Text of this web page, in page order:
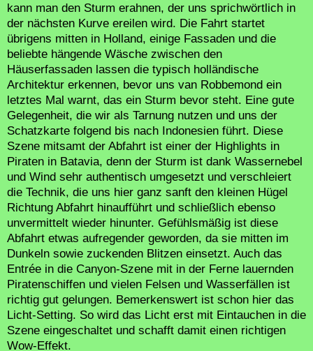
kann man den Sturm erahnen, der uns sprichwörtlich in
der nächsten Kurve ereilen wird. Die Fahrt startet
übrigens mitten in Holland, einige Fassaden und die
beliebte hängende Wäsche zwischen den
Häuserfassaden lassen die typisch holländische
Architektur erkennen, bevor uns van Robbemond ein
letztes Mal warnt, das ein Sturm bevor steht. Eine gute
Gelegenheit, die wir als Tarnung nutzen und uns der
Schatzkarte folgend bis nach Indonesien führt. Diese
Szene mitsamt der Abfahrt ist einer der Highlights in
Piraten in Batavia, denn der Sturm ist dank Wassernebel
und Wind sehr authentisch umgesetzt und verschleiert
die Technik, die uns hier ganz sanft den kleinen Hügel
Richtung Abfahrt hinaufführt und schließlich ebenso
unvermittelt wieder hinunter. Gefühlsmäßig ist diese
Abfahrt etwas aufregender geworden, da sie mitten im
Dunkeln sowie zuckenden Blitzen einsetzt. Auch das
Entrée in die Canyon-Szene mit in der Ferne lauernden
Piratenschiffen und vielen Felsen und Wasserfällen ist
richtig gut gelungen. Bemerkenswert ist schon hier das
Licht-Setting. So wird das Licht erst mit Eintauchen in die
Szene eingeschaltet und schafft damit einen richtigen
Wow-Effekt.